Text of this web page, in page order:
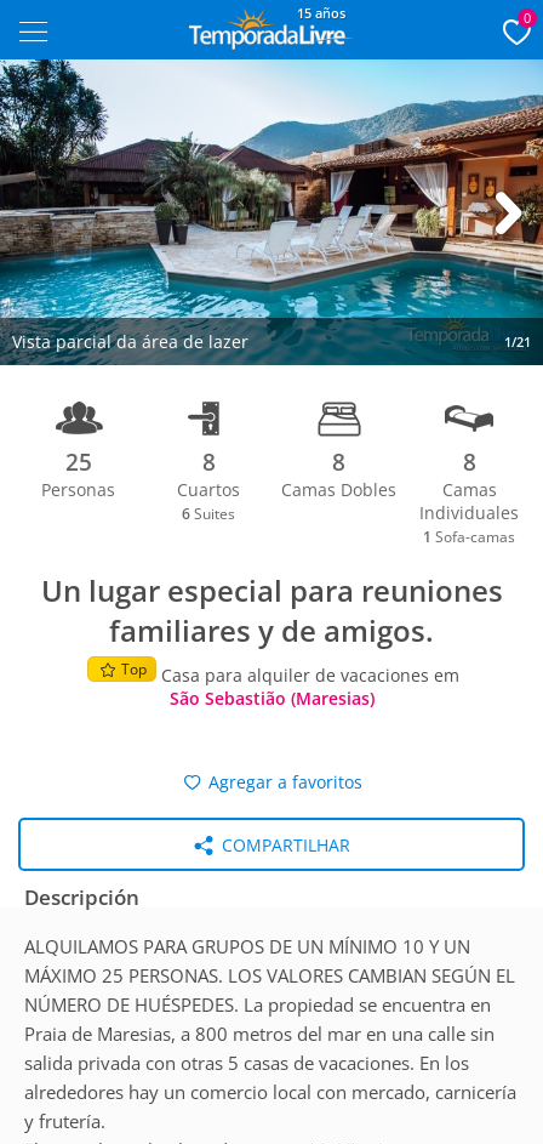
15 años 0
Vista parcial da área de lazer 1/21
Next
25
Personas
8
Cuartos
6 Suites
8
Camas Dobles
8
Camas
Individuales
1 Sofa-camas
Un lugar especial para reuniones
familiares y de amigos.
Top
Casa para alquiler de vacaciones em
São Sebastião (Maresias)
Agregar a favoritos
COMPARTILHAR
Descripción
ALQUILAMOS PARA GRUPOS DE UN MÍNIMO 10 Y UN
MÁXIMO 25 PERSONAS. LOS VALORES CAMBIAN SEGÚN EL
NÚMERO DE HUÉSPEDES. La propiedad se encuentra en
Praia de Maresias, a 800 metros del mar en una calle sin
salida privada con otras 5 casas de vacaciones. En los
alrededores hay un comercio local con mercado, carnicería
y frutería.